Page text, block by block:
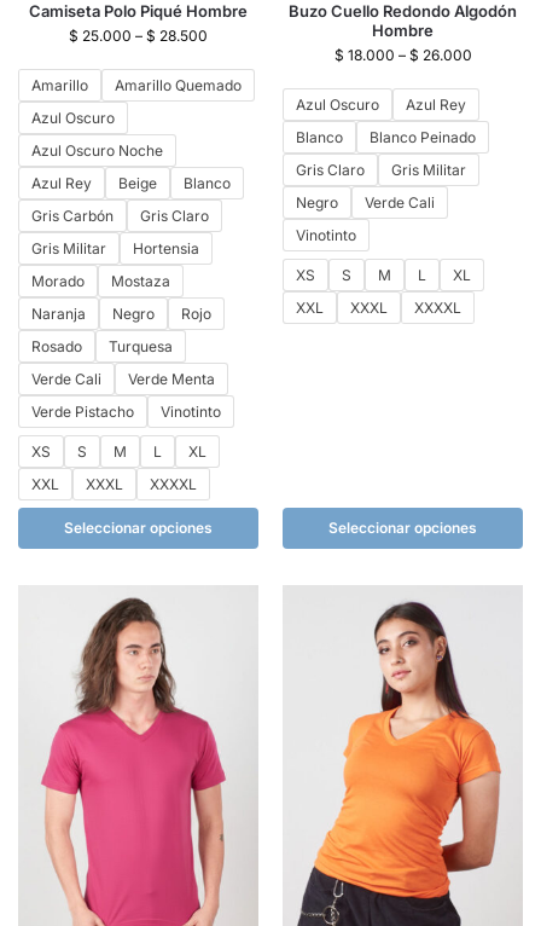
Camiseta Polo Piqué Hombre
$ 25.000 – $ 28.500
Amarillo
Amarillo Quemado
Azul Oscuro
Azul Oscuro Noche
Azul Rey
Beige
Blanco
Gris Carbón
Gris Claro
Gris Militar
Hortensia
Morado
Mostaza
Naranja
Negro
Rojo
Rosado
Turquesa
Verde Cali
Verde Menta
Verde Pistacho
Vinotinto
XS S M L
XL
XXL
XXXL XXXXL
Seleccionar opciones
Buzo Cuello Redondo Algodón
Hombre
$ 18.000 – $ 26.000
Azul Oscuro
Azul Rey
Blanco
Blanco Peinado
Gris Claro
Gris Militar
Negro
Verde Cali
Vinotinto
XS S M L
XL
XXL
XXXL XXXXL
Seleccionar opciones